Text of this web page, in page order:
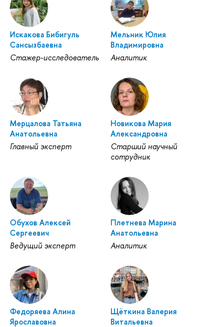
Искакова Бибигуль
Сансызбаевна
Стажер-исследователь
Мельник Юлия
Владимировна
Аналитик
Мерцалова Татьяна
Анатольевна
Главный эксперт
Новикова Мария
Александровна
Старший научный
сотрудник
Обухов Алексей
Сергеевич
Ведущий эксперт
Плетнева Марина
Анатольевна
Аналитик
Федоряева Алина
Ярославовна
Щёткина Валерия
Витальевна